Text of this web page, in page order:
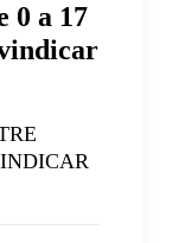
0 a 17